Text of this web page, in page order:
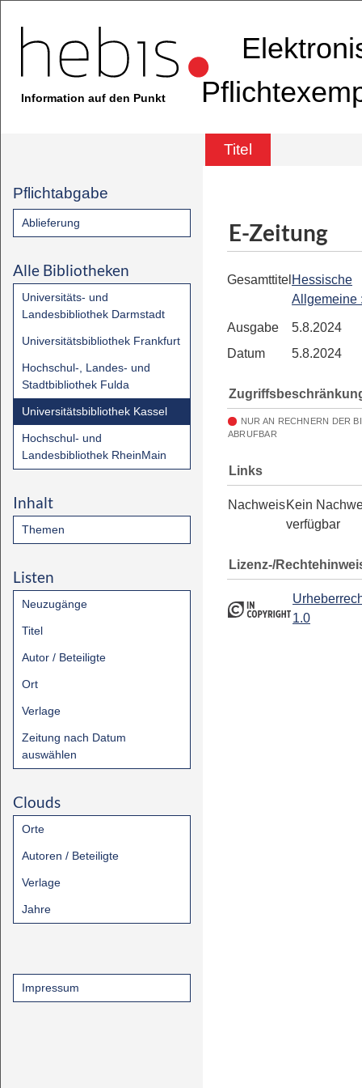
Information auf den Punkt
Titel
Pflichtabgabe
Ablieferung
Alle Bibliotheken
Universitäts- und
Landesbibliothek Darmstadt
Universitätsbibliothek Frankfurt
Hochschul-, Landes- und
Stadtbibliothek Fulda
Universitätsbibliothek Kassel
Hochschul- und
Landesbibliothek RheinMain
Inhalt
Themen
Listen
Neuzugänge
Titel
Autor / Beteiligte
Ort
Verlage
Zeitung nach Datum
auswählen
Clouds
Orte
Autoren / Beteiligte
Verlage
Jahre
Impressum
E-Zeitung
Gesamttitel Hessische
Allgemeine
Ausgabe
5.8.2024
Datum
5.8.2024
NUR AN RECHNERN DER
ABRUFBAR
Links
NachweisKein
verfügbar
Lizenz-/
1.0